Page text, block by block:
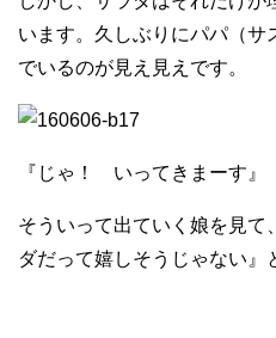
います。久しぶりにパパ（サ
でいるのが見え見えです。
『じゃ！ いってきまーす』
そういって出ていく娘を見て
ダだって嬉しそうじゃない』